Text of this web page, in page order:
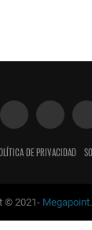
DE PRIVACIDAD
© 2021- Megapoint